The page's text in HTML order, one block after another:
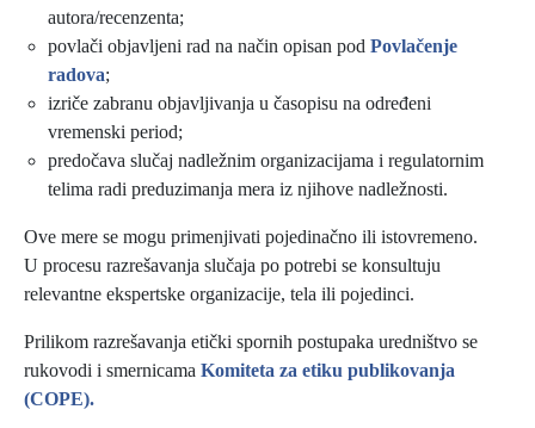
autora/recenzenta;
povlači objavljeni rad na način opisan pod Povlačenje
radova;
izriče zabranu objavljivanja u časopisu na određeni
vremenski period;
predočava slučaj nadležnim organizacijama i regulatornim
telima radi preduzimanja mera iz njihove nadležnosti.
Ove mere se mogu primenjivati pojedinačno ili istovremeno.
U procesu razrešavanja slučaja po potrebi se konsultuju
relevantne ekspertske organizacije, tela ili pojedinci.
Prilikom razrešavanja etički spornih postupaka uredništvo se
rukovodi i smernicama Komiteta za etiku publikovanja
(COPE).